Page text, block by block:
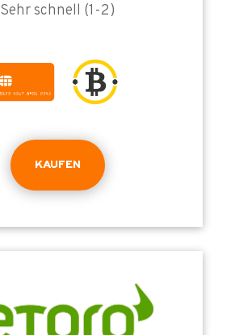
Sehr schnell (1-2)
KAUFEN